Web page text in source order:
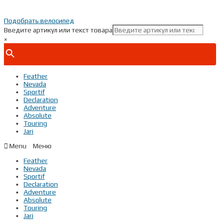
Подобрать велосипед
Введите артикул или текст товара
×
Feather
Nevada
Sportif
Declaration
Adventure
Absolute
Touring
Jari
Menu
Feather
Nevada
Sportif
Declaration
Adventure
Absolute
Touring
Jari